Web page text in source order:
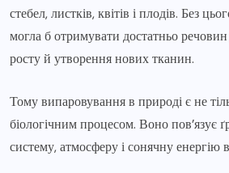
стебел, листків, квітів і плодів. Без
могла б отримувати достатньо
росту й утворення нових тканин.
Тому випаровування в природі є не
біологічним процесом. Воно пов’язує
систему, атмосферу і сонячну енергію